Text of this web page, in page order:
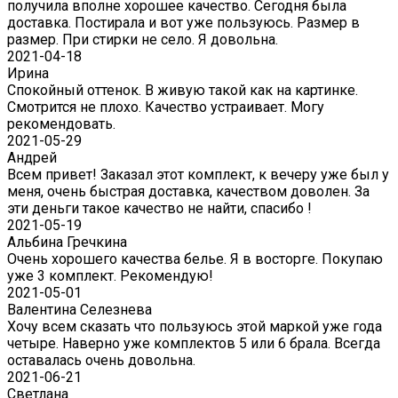
получила вполне хорошее качество. Сегодня была
доставка. Постирала и вот уже пользуюсь. Размер в
размер. При стирки не село. Я довольна.
2021-04-18
Ирина
Спокойный оттенок. В живую такой как на картинке.
Смотрится не плохо. Качество устраивает. Могу
рекомендовать.
2021-05-29
Андрей
Всем привет! Заказал этот комплект, к вечеру уже был у
меня, очень быстрая доставка, качеством доволен. За
эти деньги такое качество не найти, спасибо !
2021-05-19
Альбина Гречкина
Очень хорошего качества белье. Я в восторге. Покупаю
уже 3 комплект. Рекомендую!
2021-05-01
Валентина Селезнева
Хочу всем сказать что пользуюсь этой маркой уже года
четыре. Наверно уже комплектов 5 или 6 брала. Всегда
оставалась очень довольна.
2021-06-21
Светлана